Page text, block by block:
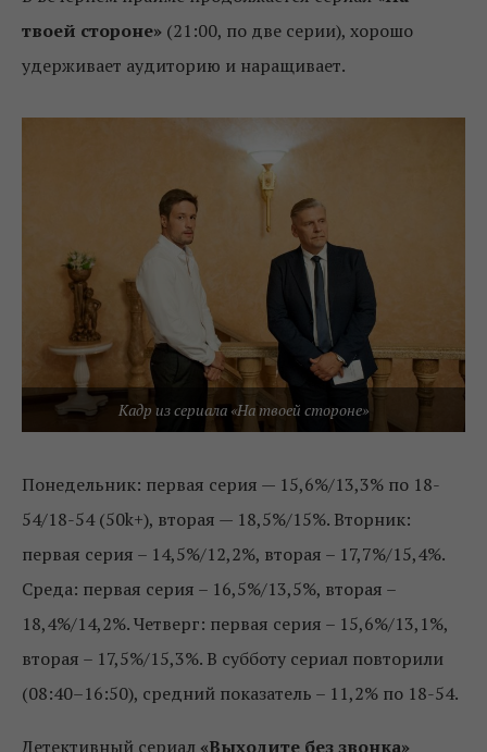
твоей стороне» (21:00, по две серии), хорошо
удерживает аудиторию и наращивает.
Кадр из сериала «На твоей стороне»
Понедельник: первая серия — 15,6%/13,3% по 18-
54/18-54 (50k+), вторая — 18,5%/15%. Вторник:
первая серия – 14,5%/12,2%, вторая – 17,7%/15,4%.
Среда: первая серия – 16,5%/13,5%, вторая –
18,4%/14,2%. Четверг: первая серия – 15,6%/13,1%,
вторая – 17,5%/15,3%. В субботу сериал повторили
(08:40–16:50), средний показатель – 11,2% по 18-54.
Детективный сериал «Выходите без звонка»